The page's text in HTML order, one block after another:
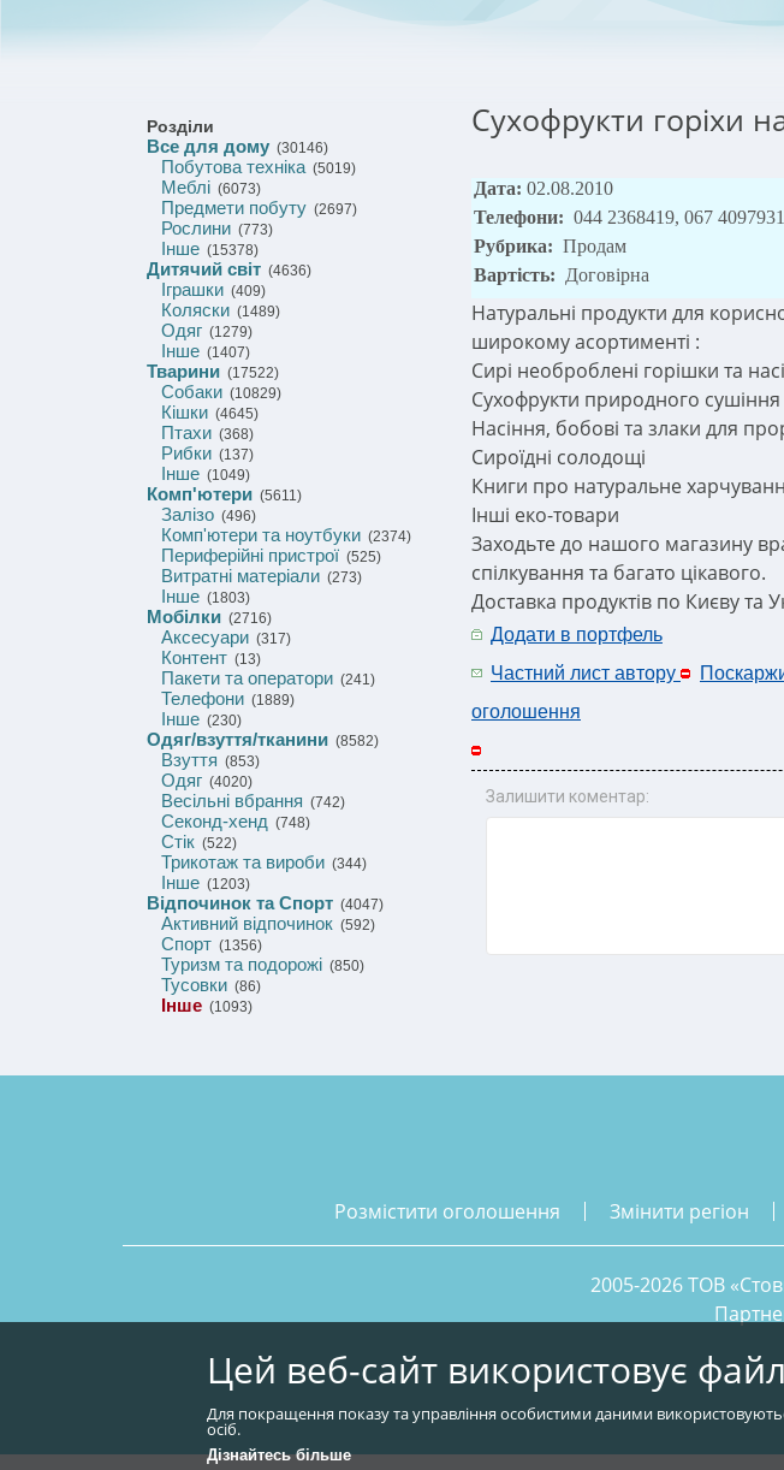
Розділи
Все для дому (30146)
Побутова техніка(5019)
Меблі (6073)
Предмети побуту (2697)
Рослини (773)
Інше (15378)
Дитячий світ (4636)
Іграшки (409)
Коляски (1489)
Одяг (1279)
Інше (1407)
Тварини (17522)
Собаки (10829)
Кішки (4645)
Птахи (368)
Рибки (137)
Інше (1049)
Комп'ютери (5611)
Залізо (496)
Комп'ютери та ноутбуки (2374)
Периферійні пристрої (525)
Витратні матеріали (273)
Інше (1803)
Мобілки (2716)
Аксесуари (317)
Контент (13)
Пакети та оператори (241)
Телефони (1889)
Інше (230)
Одяг/взуття/тканини (8582)
Взуття (853)
Одяг (4020)
Весільні вбрання (742)
Секонд-хенд (748)
Стік (522)
Трикотаж та вироби (344)
Інше (1203)
Відпочинок та Спорт (4047)
Активний відпочинок (592)
Спорт (1356)
Туризм та подорожі (850)
Тусовки (86)
Інше (1093)
Сухофрукти горіхи
Дата: 02.08.2010
Телефони: 044 2368419, 067 4097931
Рубрика: Продам
Вартість: Договірна
Натуральні продукти для
широкому асортименті :
Сирі необроблені горішки та
Сухофрукти природного сушіння
Насіння, бобові та злаки для
Сироїдні солодощі
Книги про натуральне
Інші еко-товари
Заходьте до нашого магазину
спілкування та багато цікавого.
Доставка продуктів по Києву та
Додати в портфель
Частний лист автору
оголошення
Залишити коментар:
розмістити оголошення змінити регіон
2005-2026 ТОВ
Цей веб-сайт використовує
Для покращення показу та управління особистими даними
осіб.
Дізнайтесь більше